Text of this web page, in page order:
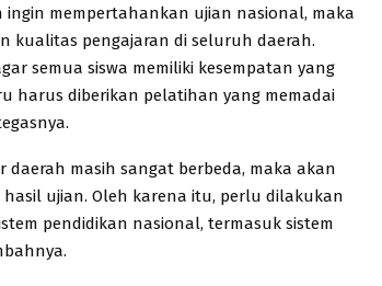
mempertahankan ujian nasional, maka
kualitas pengajaran di seluruh daerah.
semua siswa memiliki kesempatan yang
harus diberikan pelatihan yang memadai
masih sangat berbeda, maka akan
ujian. Oleh karena itu, perlu dilakukan
pendidikan nasional, termasuk sistem